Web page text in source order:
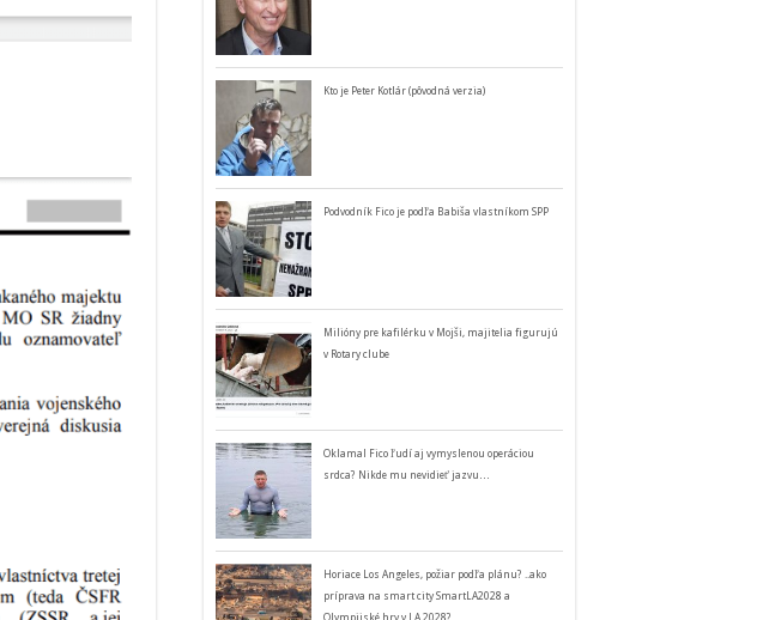
Kto je Peter Kotlár (pôvodná verzia)
Podvodník Fico je podľa Babiša vlastníkom SPP
Milióny pre kafilérku v Mojši, majitelia figurujú
v Rotary clube
Oklamal Fico ľudí aj vymyslenou operáciou
srdca? Nikde mu nevidieť jazvu…
Horiace Los Angeles, požiar podľa plánu? ..ako
príprava na smart city SmartLA2028 a